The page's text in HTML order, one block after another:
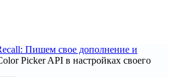
Пишем свое дополнение и
Picker API в настройках своего